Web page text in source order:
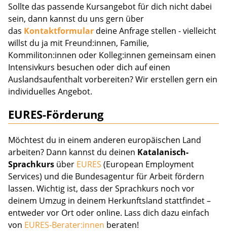
Sollte das passende Kursangebot für dich nicht dabei
sein, dann kannst du uns gern über
das Kontaktformular deine Anfrage stellen - vielleicht
willst du ja mit Freund:innen, Familie,
Kommiliton:innen oder Kolleg:innen gemeinsam einen
Intensivkurs besuchen oder dich auf einen
Auslandsaufenthalt vorbereiten? Wir erstellen gern ein
individuelles Angebot.
EURES-Förderung
Möchtest du in einem anderen europäischen Land
arbeiten? Dann kannst du deinen Katalanisch-
Sprachkurs über EURES (European Employment
Services) und die Bundesagentur für Arbeit fördern
lassen. Wichtig ist, dass der Sprachkurs noch vor
deinem Umzug in deinem Herkunftsland stattfindet –
entweder vor Ort oder online. Lass dich dazu einfach
von EURES-Berater:innen beraten!